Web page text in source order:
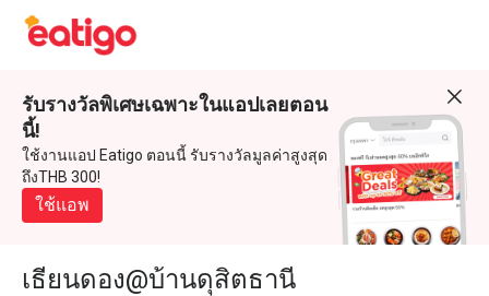
รับรางวัลพิเศษเฉพาะในแอปเลยตอน
นี้!
ใช้งานแอป Eatigo ตอนนี้ รับรางวัลมูลค่าสูงสุด
ถึงTHB 300!
ใช้แอพ
เธียนดอง@บ้านดุสิตธานี